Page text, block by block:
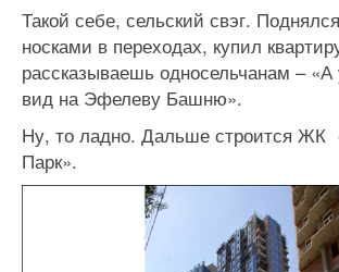
Такой себе, сельский свэг.
носками в переходах, купил
рассказываешь односельчанам – «А
вид на Эфелеву Башню».
Ну, то ладно. Дальше строится ЖК
Парк».